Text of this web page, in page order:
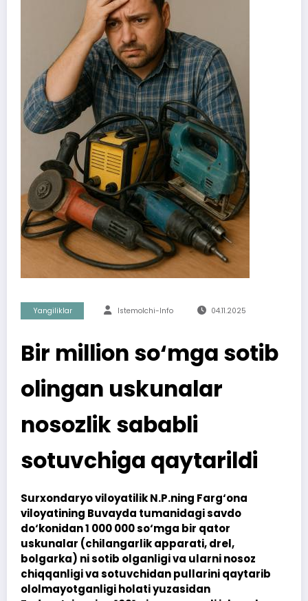
Yangiliklar Istemolchi-Info 04.11.2025
Bir million so‘mga sotib
olingan uskunalar
nosozlik sababli
sotuvchiga qaytarildi
Surxondaryo viloyatilik N.P.ning Farg‘ona
viloyatining Buvayda tumanidagi savdo
do‘konidan 1 000 000 so‘mga bir qator
uskunalar (chilangarlik apparati, drel,
bolgarka) ni sotib olganligi va ularni nosoz
chiqqanligi va sotuvchidan pullarini qaytarib
ololmayotganligi holati yuzasidan